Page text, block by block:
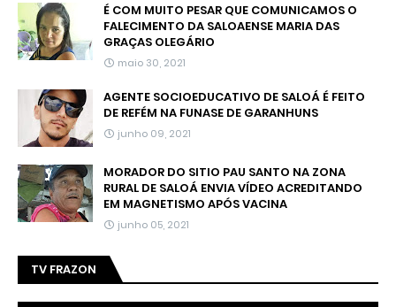
É COM MUITO PESAR QUE COMUNICAMOS O
FALECIMENTO DA SALOAENSE MARIA DAS
GRAÇAS OLEGÁRIO
maio 30, 2021
AGENTE SOCIOEDUCATIVO DE SALOÁ É FEITO
DE REFÉM NA FUNASE DE GARANHUNS
junho 09, 2021
MORADOR DO SITIO PAU SANTO NA ZONA
RURAL DE SALOÁ ENVIA VÍDEO ACREDITANDO
EM MAGNETISMO APÓS VACINA
junho 05, 2021
TV FRAZON